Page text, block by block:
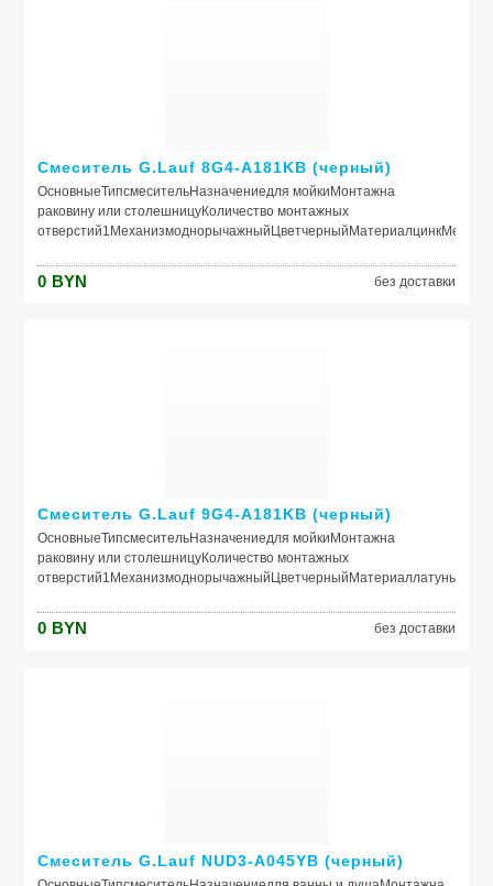
Смеситель G.Lauf 8G4-A181KB (черный)
ОсновныеТипсмесительНазначениедля мойкиМонтажна
раковину или столешницуКоличество монтажных
водыНетКерамический картриджДа 40 ммПоворотный изливДа
360 °Выдвижной/гибкий изливНетКаскадный
0 BYN без доставки
Смеситель G.Lauf 9G4-A181KB (черный)
ОсновныеТипсмесительНазначениедля мойкиМонтажна
раковину или столешницуКоличество монтажных
водыНетКерамический картриджДа 40 ммПоворотный
изливДаВыдвижной изливНетКаскадный изливНетВозвратная
0 BYN без доставки
Смеситель G.Lauf NUD3-A045YB (черный)